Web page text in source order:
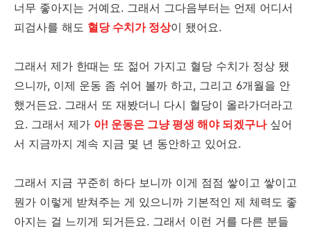
너무 좋아지는 거예요. 그래서 그다음부터는 언제 어디서
피검사를 해도 혈당 수치가 정상이 됐어요.
그래서 제가 한때는 또 젊어 가지고 혈당 수치가 정상 됐
으니까, 이제 운동 좀 쉬어 볼까 하고, 그리고 6개월을 안
했거든요. 그래서 또 재봤더니 다시 혈당이 올라가더라고
요. 그래서 제가 아! 운동은 그냥 평생 해야 되겠구나 싶어
서 지금까지 계속 지금 몇 년 동안하고 있어요.
그래서 지금 꾸준히 하다 보니까 이게 점점 쌓이고 쌓이고
뭔가 이렇게 받쳐주는 게 있으니까 기본적인 제 체력도 좋
아지는 걸 느끼게 되거든요. 그래서 이런 거를 다른 분들